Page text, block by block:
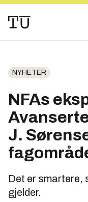
NYHETER
NFAs
J.
Det er smartere,
gjelder.